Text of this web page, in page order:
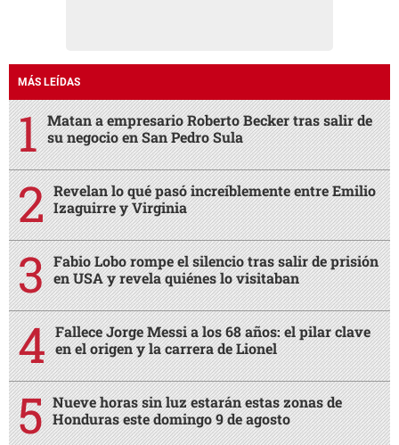
MÁS LEÍDAS
Matan a empresario Roberto Becker tras salir de
su negocio en San Pedro Sula
Revelan lo qué pasó increíblemente entre Emilio
Izaguirre y Virginia
Fabio Lobo rompe el silencio tras salir de prisión
en USA y revela quiénes lo visitaban
Fallece Jorge Messi a los 68 años: el pilar clave
en el origen y la carrera de Lionel
Nueve horas sin luz estarán estas zonas de
Honduras este domingo 9 de agosto